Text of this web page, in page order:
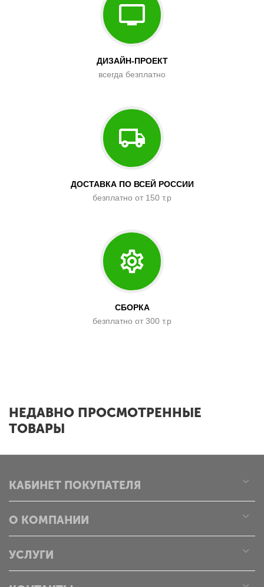
ДИЗАЙН-ПРОЕКТ
всегда безплатно
ДОСТАВКА ПО ВСЕЙ РОССИИ
безплатно от 150 т.р
СБОРКА
безплатно от 300 т.р
НЕДАВНО ПРОСМОТРЕННЫЕ
ТОВАРЫ
КАБИНЕТ ПОКУПАТЕЛЯ
О КОМПАНИИ
УСЛУГИ